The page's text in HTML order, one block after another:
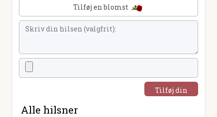
Tilføj en blomst
Tilføj din
Alle hilsner